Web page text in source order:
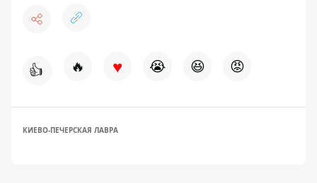
👍 🔥 ♥ 😭 😆 😡
КИЕВО-ПЕЧЕРСКАЯ ЛАВРА